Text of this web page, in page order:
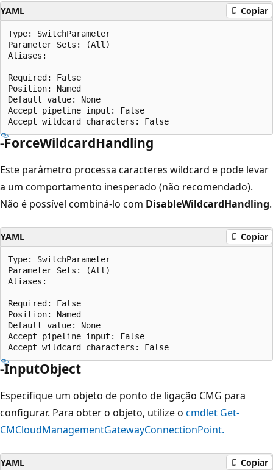
YAML Copiar
Type: SwitchParameter
Parameter Sets: (All)
Aliases:
Required: False
Position: Named
Default value: None
Accept pipeline input: False
-ForceWildcardHandling
Este parâmetro processa caracteres wildcard e pode levar
a um comportamento inesperado (não recomendado).
Não é possível combiná-lo com DisableWildcardHandling.
YAML Copiar
Type: SwitchParameter
Parameter Sets: (All)
Aliases:
Required: False
Position: Named
Default value: None
Accept pipeline input: False
-InputObject
Especifique um objeto de ponto de ligação CMG para
configurar. Para obter o objeto, utilize o cmdlet Get-
CMCloudManagementGatewayConnectionPoint.
YAML Copiar